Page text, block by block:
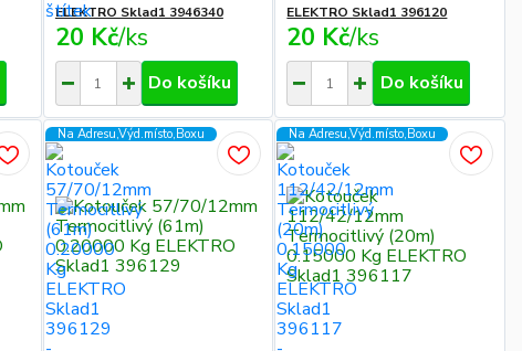
ELEKTRO Sklad1 3946340
20 Kč/ks
Do košíku
ELEKTRO Sklad1 396120
20 Kč/ks
Do košíku
Na Adresu,Výd.místo,Boxu Na Adresu,Výd.místo,Boxu